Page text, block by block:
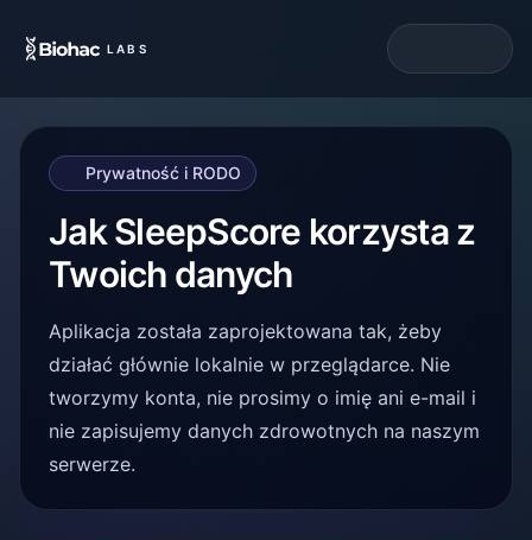
LABS
Prywatność i RODO
Jak SleepScore korzysta z
Twoich danych
Aplikacja została zaprojektowana tak, żeby
działać głównie lokalnie w przeglądarce. Nie
tworzymy konta, nie prosimy o imię ani e-mail i
nie zapisujemy danych zdrowotnych na naszym
serwerze.